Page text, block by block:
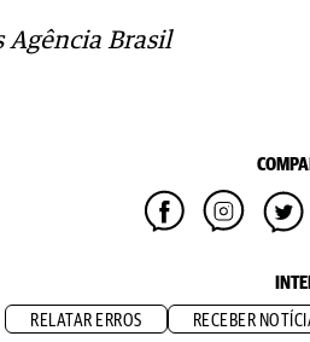
Agência Brasil
RELATAR ERROS RECEBER